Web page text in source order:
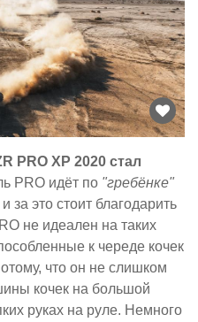
PRO XP 2020 стал
PRO идёт по "гребёнке"
за это стоит благодарить
не идеален на таких
к череде кочек
что он не слишком
кочек на большой
руках на руле. Немного